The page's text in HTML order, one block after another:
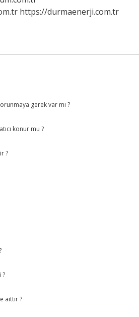
https://durmaenerji.com.tr
gerek var mı ?
konur mu ?
?
?
aittir ?